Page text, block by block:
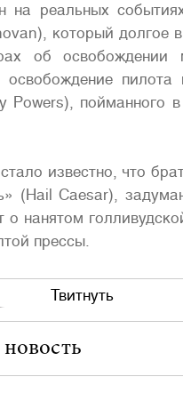
на реальных
который долгое
об
освобождение
Powers), пойманного
известно, что
(Hail Caesar),
нанятом
прессы.
Твитнуть
новость